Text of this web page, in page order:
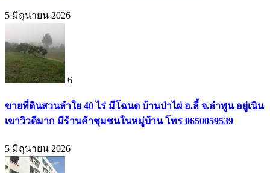
5 มิถุนายน 2026
6
ขายที่ดินสวนลำใย 40 ไร่ มีโฉนด บ้านป่าไผ่ อ.ลี้ จ.ลำพูน อยู่เนิน
เขาวิวดีมาก มีร้านค้าชุมชนในหมู่บ้าน โทร 0650059539
5 มิถุนายน 2026